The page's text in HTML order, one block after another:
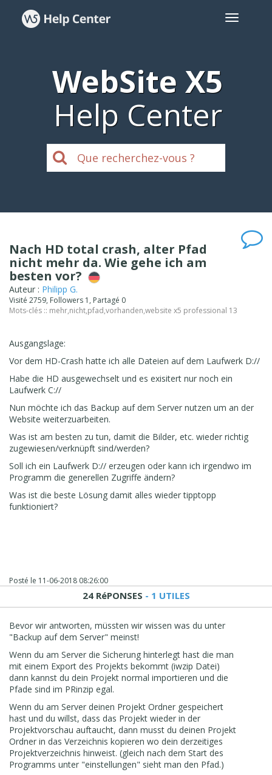
WebSite X5
Help Center
Nach HD total crash, alter Pfad
nicht mehr da. Wie gehe ich am
besten vor?
Auteur : Philipp G.
Visité 2759, Followers 1, Partagé 0
Mots-clés :: mehr,nicht,pfad,vorhanden,website x5 professional 13
Ausgangslage:
Vor dem HD-Crash hatte ich alle Dateien auf dem Laufwerk D://
Habe die HD ausgewechselt und es exisitert nur noch ein
Laufwerk C://
Nun möchte ich das Backup auf dem Server nutzen um an der
Website weiterzuarbeiten.
Was ist am besten zu tun, damit die Bilder, etc. wieder richtig
zugewiesen/verknüpft sind/werden?
Soll ich ein Laufwerk D:// erzeugen oder kann ich irgendwo im
Programm die generellen Zugriffe ändern?
Was ist die beste Lösung damit alles wieder tipptopp
funktioniert?
Posté le 11-06-2018 08:26:00
24 RéPONSES - 1 UTILES
Bevor wir antworten, müssten wir wissen was du unter
"Backup auf dem Server" meinst!
Wenn du am Server die Sicherung hinterlegt hast die man
mit einem Export des Projekts bekommt (iwzip Datei)
dann kannst du dein Projekt normal importieren und die
Pfade sind im PRinzip egal.
Wenn du am Server deinen Projekt Ordner gespeichert
hast und du willst, dass das Projekt wieder in der
Projektvorschau auftaucht, dann musst du deinen Projekt
Ordner in das Verzeichnis kopieren wo dein derzeitiges
Projektverzeichnis hinweist. (gleich nach dem Start des
Programms unter "einstellungen" sieht man den Pfad.)